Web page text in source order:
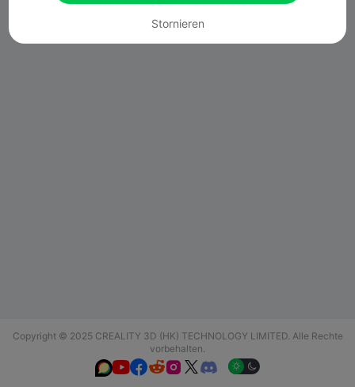
Copyright © 2025 CREALITY 3D (HK) TECHNOLOGY LIMITED. Alle Rechte
vorbehalten.
  
Stornieren